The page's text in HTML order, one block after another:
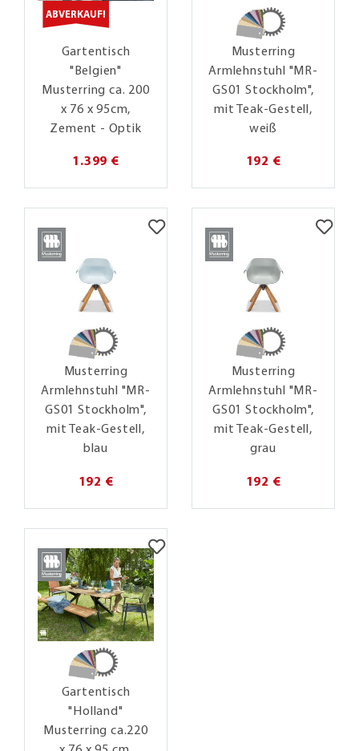
ABVERKAUF!
Gartentisch
"Belgien"
Musterring ca. 200
x 76 x 95cm,
Zement - Optik
1.399 €
Musterring
Armlehnstuhl "MR-
GS01 Stockholm",
mit Teak-Gestell,
weiß
192 €
Musterring
Armlehnstuhl "MR-
GS01 Stockholm",
mit Teak-Gestell,
blau
192 €
Musterring
Armlehnstuhl "MR-
GS01 Stockholm",
mit Teak-Gestell,
grau
192 €
Gartentisch
"Holland"
Musterring ca.220